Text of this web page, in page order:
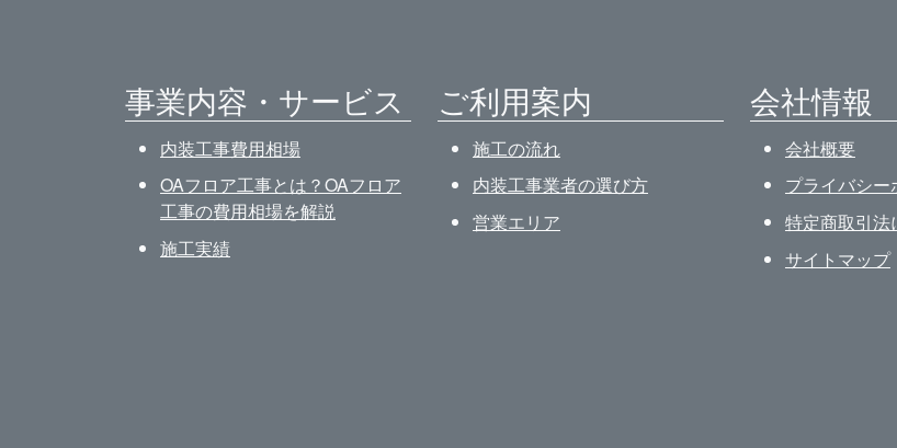
事業内容・サービス
内装工事費用相場
OAフロア工事とは？OAフロア
工事の費用相場を解説
施工実績
ご利用案内
施工の流れ
内装工事業者の選び方
営業エリア
会社情報
会社概要
プライバシー
特定商取引法
サイトマップ